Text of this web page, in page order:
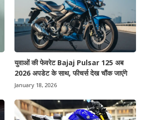
युवाओं की फेवरेट Bajaj Pulsar 125 अब
2026 अपडेट के साथ, फीचर्स देख चौंक जाएंगे
January 18, 2026